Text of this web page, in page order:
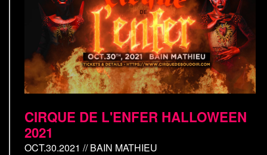
CIRQUE DE L'ENFER HALLOWEEN
2021
OCT.30.2021 // BAIN MATHIEU